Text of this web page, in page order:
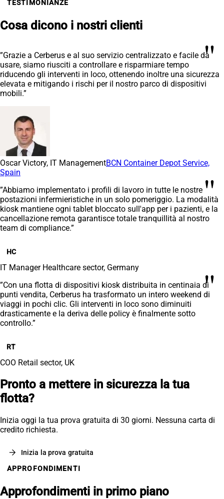
TESTIMONIANZE
Cosa dicono i nostri clienti
"
”Grazie a Cerberus e al suo servizio centralizzato e facile da
usare, siamo riusciti a controllare e risparmiare tempo
riducendo gli interventi in loco, ottenendo inoltre una sicurezza
elevata e mitigando i rischi per il nostro parco di dispositivi
mobili.”
Oscar Victory, IT ManagementBCN Container Depot Service,
Spain
"
”Abbiamo implementato i profili di lavoro in tutte le nostre
postazioni infermieristiche in un solo pomeriggio. La modalità
kiosk mantiene ogni tablet bloccato sull'app per i pazienti, e la
cancellazione remota garantisce totale tranquillità al nostro
team di compliance.”
HC
IT ManagerHealthcare sector, Germany "
”Con una flotta di dispositivi kiosk distribuita in centinaia di
punti vendita, Cerberus ha trasformato un intero weekend di
viaggi in pochi clic. Gli interventi in loco sono diminuiti
drasticamente e la deriva delle policy è finalmente sotto
controllo.”
RT
COO Retail sector, UK
Pronto a mettere in sicurezza la tua
flotta?
Inizia oggi la tua prova gratuita di 30 giorni. Nessuna carta di
credito richiesta.
arrow_forward
Inizia la prova gratuita
APPROFONDIMENTI
Approfondimenti in primo piano